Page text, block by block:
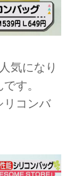
気になり
す。
リコンバ